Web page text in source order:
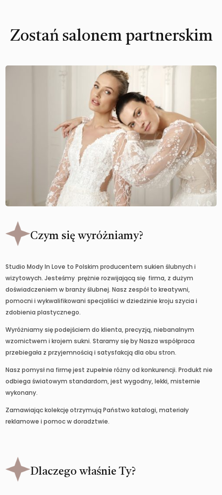
Zostań salonem partnerskim
Czym się wyróżniamy?
Studio Mody In Love to Polskim producentem sukien ślubnych i
wizytowych. Jesteśmy prężnie rozwijającą się firma, z dużym
doświadczeniem w branży ślubnej. Nasz zespół to kreatywni,
pomocni i wykwalifikowani specjaliści w dziedzinie kroju szycia i
zdobienia plastycznego.
Wyróżniamy się podejściem do klienta, precyzją, niebanalnym
wzornictwem i krojem sukni. Staramy się by Nasza współpraca
przebiegała z przyjemnością i satysfakcją dla obu stron.
Nasz pomysł na firmę jest zupełnie różny od konkurencji. Produkt nie
odbiega światowym standardom, jest wygodny, lekki, misternie
wykonany.
Zamawiając kolekcję otrzymują Państwo katalogi, materiały
reklamowe i pomoc w doradztwie.
Dlaczego właśnie Ty?